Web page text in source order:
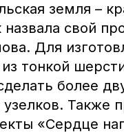
земля –
назвала свой
Для
тонкой
более
Также
«Сердце